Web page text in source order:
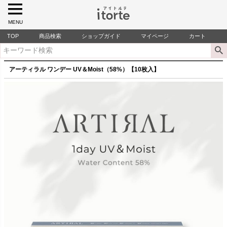
MENU
TOP 商品検索 ショップガイド マイページ カート
アーティラル ワンデー UV＆Moist（58%）【10枚入】